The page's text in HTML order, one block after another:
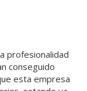
profesionalidad
conseguido
esta empresa